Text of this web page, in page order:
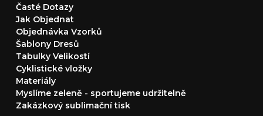
Časté Dotazy
Jak Objednat
Objednávka Vzorků
Šablony Dresů
Tabulky Velikostí
Cyklistické vložky
Materiály
Myslíme zeleně - sportujeme udržitelně
Zakázkový sublimační tisk